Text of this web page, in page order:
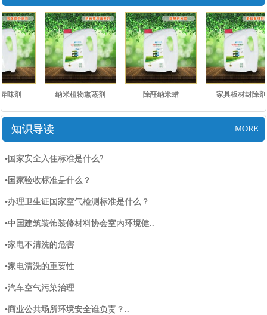
味剂 纳米植物熏蒸剂 除醛纳米蜡 家具板材封除剂
知识导读 MORE
•国家安全入住标准是什么?
•国家验收标准是什么？
•办理卫生证国家空气检测标准是什么？..
•中国建筑装饰装修材料协会室内环境健..
•家电不清洗的危害
•家电清洗的重要性
•汽车空气污染治理
•商业公共场所环境安全谁负责？..